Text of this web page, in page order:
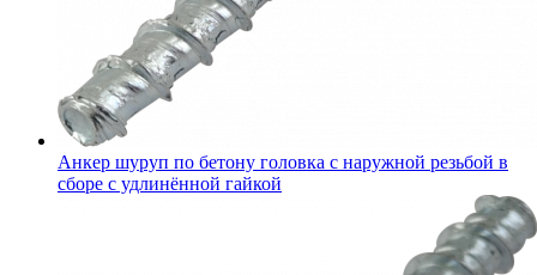
Анкер шуруп по бетону головка с наружной резьбой в
сборе с удлинённой гайкой